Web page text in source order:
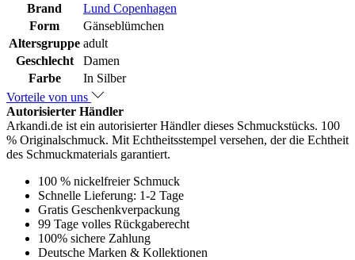
Brand
Lund Copenhagen
Form
Gänseblümchen
Altersgruppe adult
Geschlecht
Damen
Farbe
In Silber
Vorteile von uns
Autorisierter Händler
Arkandi.de ist ein autorisierter Händler dieses Schmuckstücks. 100
% Originalschmuck. Mit Echtheitsstempel versehen, der die Echtheit
des Schmuckmaterials garantiert.
100 % nickelfreier Schmuck
Schnelle Lieferung: 1-2 Tage
Gratis Geschenkverpackung
99 Tage volles Rückgaberecht
100% sichere Zahlung
Deutsche Marken & Kollektionen